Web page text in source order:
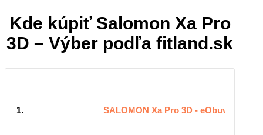
Kde kúpiť Salomon Xa Pro
3D – Výber podľa fitland.sk
1. SALOMON Xa Pro 3D - eObuv.sk